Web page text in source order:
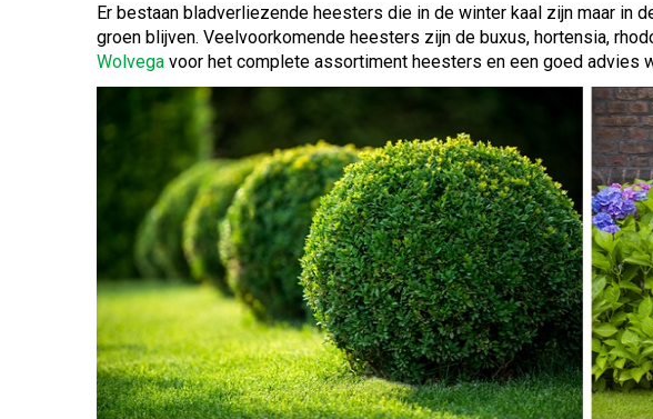
Er bestaan bladverliezende heesters die in de winter kaal zijn maar in
groen blijven. Veelvoorkomende heesters zijn de buxus, hortensia,
Wolvega voor het complete assortiment heesters en een goed advies